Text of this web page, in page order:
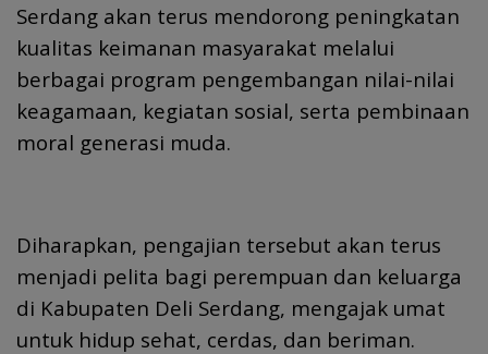
Serdang akan terus mendorong peningkatan
kualitas keimanan masyarakat melalui
berbagai program pengembangan nilai-nilai
keagamaan, kegiatan sosial, serta pembinaan
moral generasi muda.
Diharapkan, pengajian tersebut akan terus
menjadi pelita bagi perempuan dan keluarga
di Kabupaten Deli Serdang, mengajak umat
untuk hidup sehat, cerdas, dan beriman.